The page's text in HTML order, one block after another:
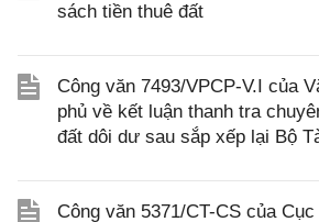
sách tiền thuê đất
Công văn 7493/VPCP-V.I của
phủ về kết luận thanh tra
đất dôi dư sau sắp xếp lại Bộ
Công văn 5371/CT-CS của